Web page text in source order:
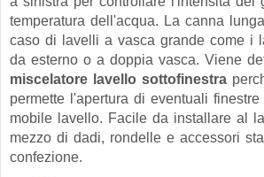
temperatura dell'acqua. La canna
caso di lavelli a vasca grande come i
da esterno o a doppia vasca. Viene
miscelatore lavello sottofinestra
permette l'apertura di eventuali finestre
mobile lavello. Facile da installare al
mezzo di dadi, rondelle e accessori
confezione.